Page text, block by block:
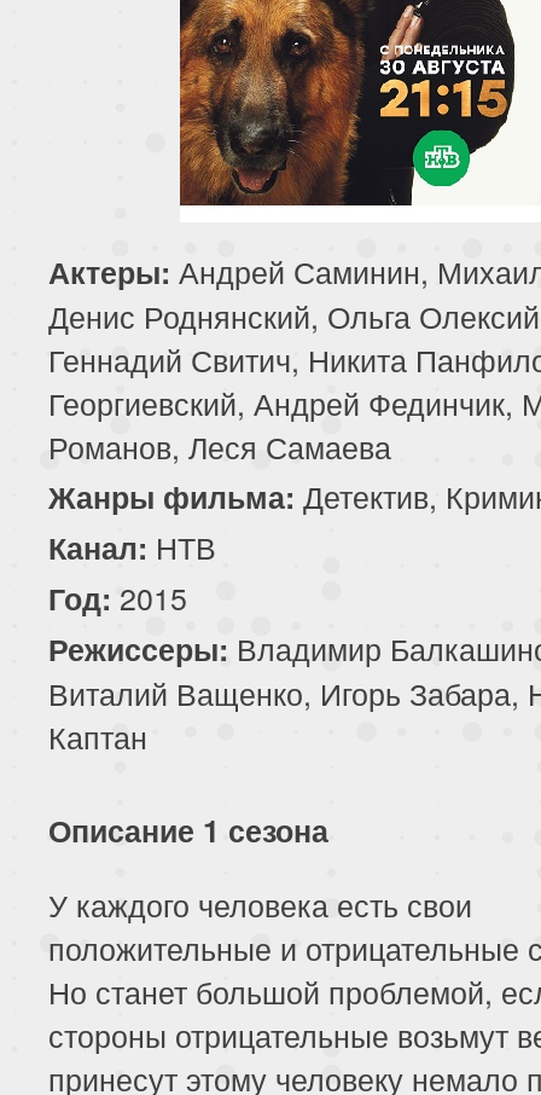
Актеры: Андрей Саминин,
Денис Роднянский, Ольга
Геннадий Свитич, Никита
Георгиевский, Андрей Фединчик,
Романов, Леся Самаева
Жанры фильма: Детектив,
Канал: НТВ
Год: 2015
Режиссеры: Владимир
Виталий Ващенко, Игорь Забара,
Каптан
Описание 1 сезона
У каждого человека есть свои
положительные и отрицательные
Но станет большой проблемой,
стороны отрицательные возьмут
принесут этому человеку немало